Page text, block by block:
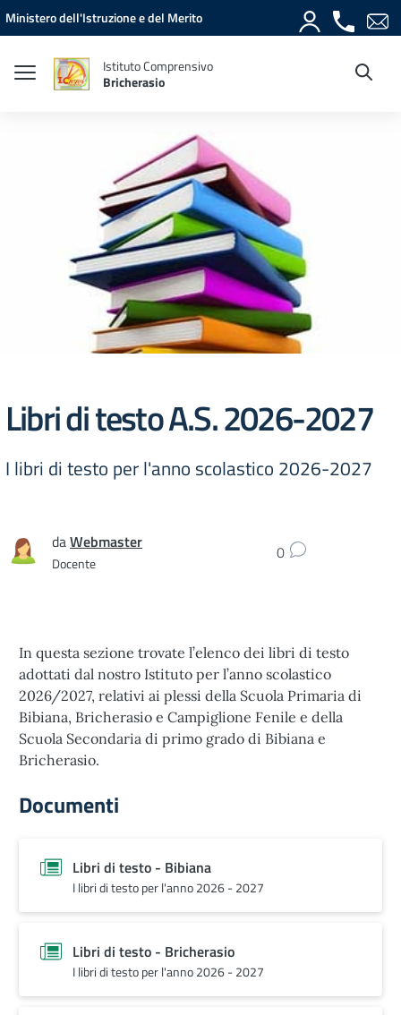
Vai ai contenuti
Vai al menu di navigazione
Vai al footer
Ministero dell'Istruzione e del Merito
Istituto Comprensivo
Bricherasio
Libri di testo A.S. 2026-2027
I libri di testo per l'anno scolastico 2026-2027
daWebmaster
Docente 0
In questa sezione trovate l’elenco dei libri di testo
adottati dal nostro Istituto per l’anno scolastico
2026/2027, relativi ai plessi della Scuola Primaria di
Bibiana, Bricherasio e Campiglione Fenile e della
Scuola Secondaria di primo grado di Bibiana e
Bricherasio.
Documenti
Libri di testo - Bibiana
I libri di testo per l'anno 2026 - 2027
Libri di testo - Bricherasio
I libri di testo per l'anno 2026 - 2027